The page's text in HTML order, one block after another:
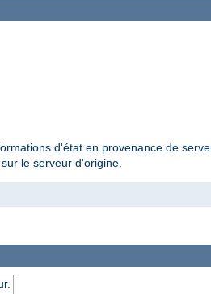
d'état en provenance de
sur le serveur d'origine.